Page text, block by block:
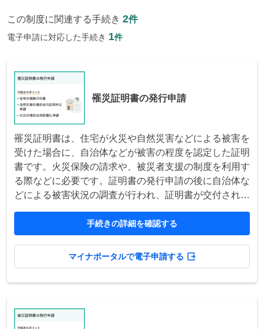
この制度に関連する手続き 2件
電子申請に対応した手続き 1件
罹災証明書の発行申請
罹災証明書は、住宅が火災や自然災害などによる被害を
受けた場合に、自治体などが被害の程度を認定した証明
書です。火災保険の請求や、被災者支援の制度を利用す
る際などに必要です。証明書の発行申請の後に自治体な
どによる被害状況の調査が行われ、証明書が交付されま
手続きの詳細を確認する
マイナポータルで電子申請する